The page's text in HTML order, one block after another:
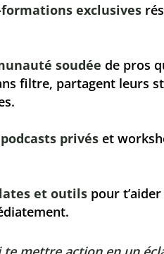
exclusives
soudée de pros
filtre, partagent leurs
privéset
et outilspour t’aider